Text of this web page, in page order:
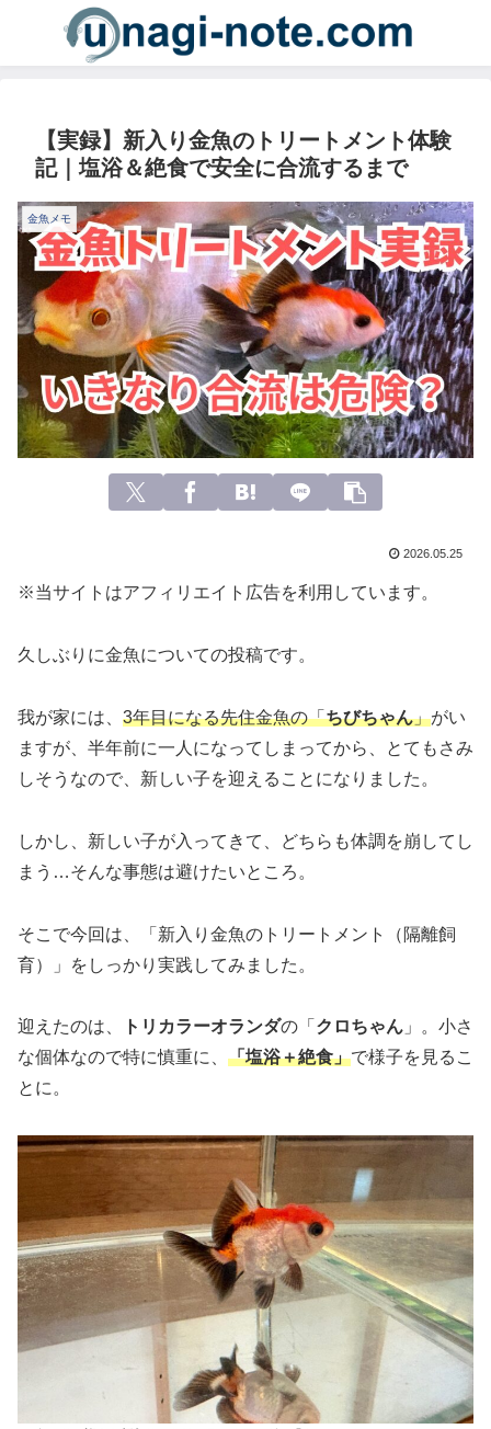
【実録】新入り金魚のトリートメント体験
記｜塩浴＆絶食で安全に合流するまで
金魚メモ
2026.05.25
※当サイトはアフィリエイト広告を利用しています。
久しぶりに金魚についての投稿です。
我が家には、 3年目になる先住金魚の「ちびちゃん」がい
ますが、半年前に一人になってしまってから、とてもさみ
しそうなので、新しい子を迎えることになりました。
しかし、新しい子が入ってきて、どちらも体調を崩してし
まう…そんな事態は避けたいところ。
そこで今回は、「新入り金魚のトリートメント（隔離飼
育）」をしっかり実践してみました。
迎えたのは、 トリカラーオランダの「 クロちゃん 」。小さ
な個体なので特に慎重に、 「塩浴＋絶食」で様子を見るこ
とに。